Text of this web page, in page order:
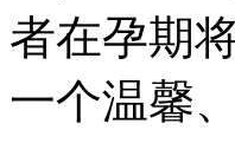
者在孕期
一个温馨